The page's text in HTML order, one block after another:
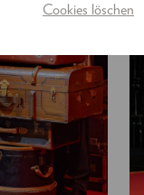
Cookies löschen